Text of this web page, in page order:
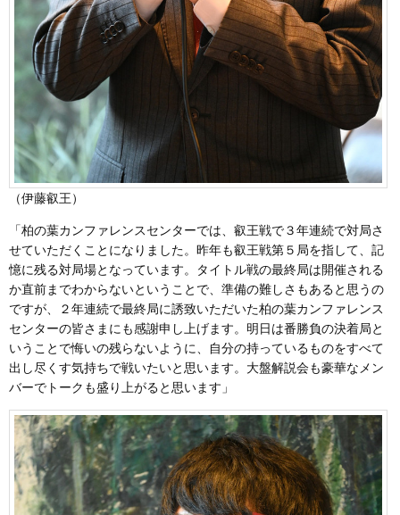
（伊藤叡王）
「柏の葉カンファレンスセンターでは、叡王戦で３年連続で対局さ
せていただくことになりました。昨年も叡王戦第５局を指して、記
憶に残る対局場となっています。タイトル戦の最終局は開催される
か直前までわからないということで、準備の難しさもあると思うの
ですが、２年連続で最終局に誘致いただいた柏の葉カンファレンス
センターの皆さまにも感謝申し上げます。明日は番勝負の決着局と
いうことで悔いの残らないように、自分の持っているものをすべて
出し尽くす気持ちで戦いたいと思います。大盤解説会も豪華なメン
バーでトークも盛り上がると思います」